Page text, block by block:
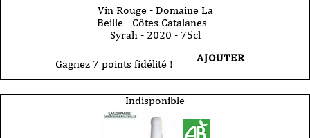
Vin Rouge - Domaine La
Beille - Côtes Catalanes -
Syrah - 2020 - 75cl
Gagnez 7 points fidélité ! AJOUTER
Indisponible